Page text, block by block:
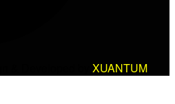
XUANTUM